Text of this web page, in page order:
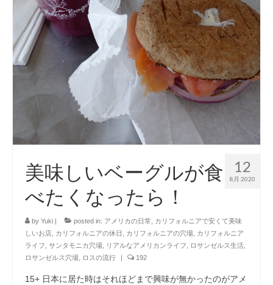
12
8月 2020
美味しいベーグルが食
べたくなったら！
by Yuki | posted in: アメリカの日常
カリフォルニアで安くて美味
しいお店 カリフォルニアの休日 カリフォルニアの穴場 カリフォルニア
ライフ サンタモニカ穴場 リアルなアメリカンライフ ロサンゼルス生活
ロサンゼルス穴場
ロスの流行 | 192
15+ 日本に居た時はそれほどまで興味が無かったのがアメ